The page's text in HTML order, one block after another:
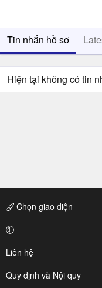
Tin nhắn hồ sơ
Hiện tại không có tin
Chọn giao diện
Liên hệ
Quy định và Nội quy